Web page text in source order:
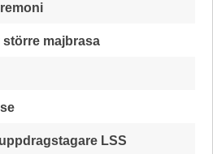
större majbrasa
LSS